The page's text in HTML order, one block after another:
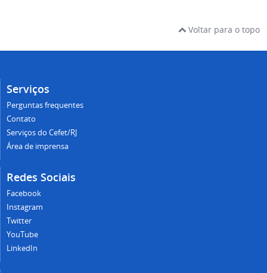
Voltar para o topo
Serviços
Perguntas frequentes
Contato
Serviços do Cefet/RJ
Área de imprensa
Redes Sociais
Facebook
Instagram
Twitter
YouTube
LinkedIn